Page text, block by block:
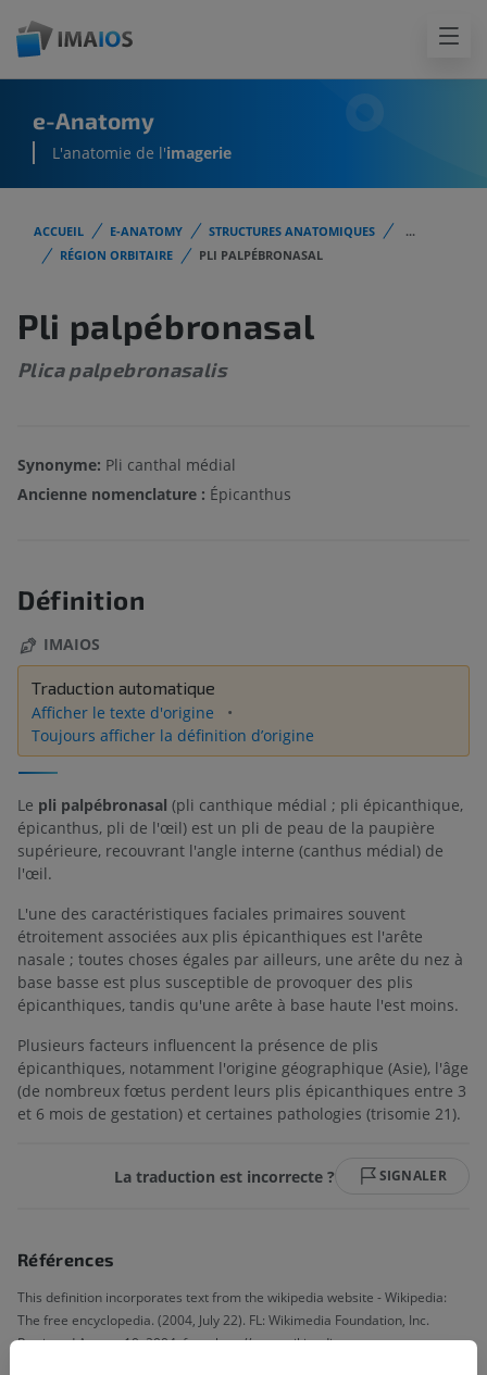
e-Anatomy
L'anatomie de l'imagerie
ACCUEIL E-ANATOMY STRUCTURES ANATOMIQUES
...
RÉGION ORBITAIRE
PLI PALPÉBRONASAL
Pli palpébronasal
Plica palpebronasalis
Synonyme: Pli canthal médial
Ancienne nomenclature : Épicanthus
Définition
IMAIOS
Traduction automatique
Afficher le texte d'origine
Toujours afficher la définition d’origine
Le pli palpébronasal (pli canthique médial ; pli épicanthique,
épicanthus, pli de l'œil) est un pli de peau de la paupière
supérieure, recouvrant l'angle interne (canthus médial) de
l'œil.
L'une des caractéristiques faciales primaires souvent
étroitement associées aux plis épicanthiques est l'arête
nasale ; toutes choses égales par ailleurs, une arête du nez à
base basse est plus susceptible de provoquer des plis
épicanthiques, tandis qu'une arête à base haute l'est moins.
Plusieurs facteurs influencent la présence de plis
épicanthiques, notamment l'origine géographique (Asie), l'âge
(de nombreux fœtus perdent leurs plis épicanthiques entre 3
et 6 mois de gestation) et certaines pathologies (trisomie 21).
La traduction est incorrecte ? SIGNALER
Références
This definition incorporates text from the wikipedia website - Wikipedia:
The free encyclopedia. (2004, July 22). FL: Wikimedia Foundation, Inc.
Retrieved August 10, 2004, from http://www.wikipedia.org